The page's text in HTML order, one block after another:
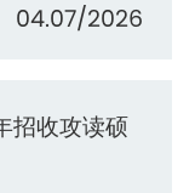
04.07/2026
招收攻读硕